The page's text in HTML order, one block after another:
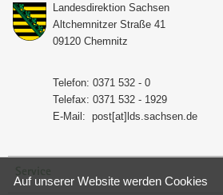
Lan­des­di­rek­ti­on Sach­sen
Alt­chem­nit­zer Stra­ße 41
09120 Chem­nitz
Te­le­fon: 0371 532 - 0
Te­le­fax: 0371 532 - 1929
E-​Mail: post[at]lds.sach­sen.de
Auf un­se­rer Web­site wer­den Coo­kies